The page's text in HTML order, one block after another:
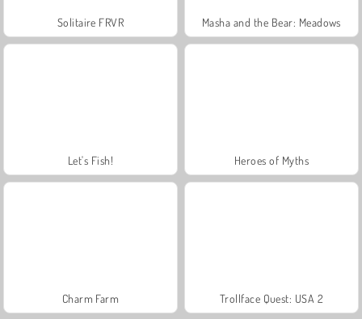
Solitaire FRVR Masha and the Bear: Meadows
Let's Fish! Heroes of Myths
Charm Farm Trollface Quest: USA 2